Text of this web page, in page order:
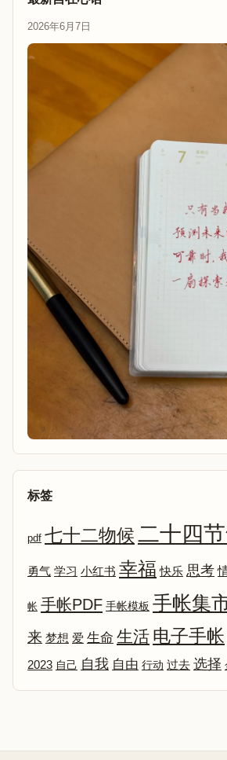
2026年6月7日
标签
pdf 七十二物候二十四
勇气 学习 小红书 幸福 快乐 思考
帐 手帐PDF 手帐模板 手帐集
来 梦想 爱 生命 生活 电子手帐
2023 自己 自我 自由 行动 过去 选择